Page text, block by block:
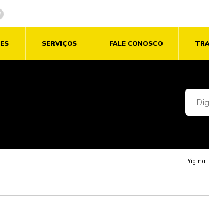
SERVIÇOS FALE CONOSCO
Página